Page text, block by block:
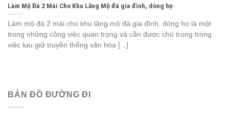
Làm Mộ Đá 2 Mái Cho Khu Lăng Mộ đá gia đình, dòng họ
Làm mộ đá 2 mái cho khu lăng mộ đá gia đình, dòng họ là một
trong những công việc quan trọng và cần được chú trọng trong
việc lưu giữ truyền thống văn hóa [...]
BẢN ĐỒ ĐƯỜNG ĐI